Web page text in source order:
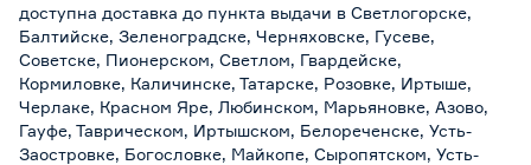
доступна доставка до пункта выдачи в Светлогорске,
Балтийске, Зеленоградске, Черняховске, Гусеве,
Советске, Пионерском, Светлом, Гвардейске,
Кормиловке, Каличинске, Татарске, Розовке, Иртыше,
Черлаке, Красном Яре, Любинском, Марьяновке, Азово,
Гауфе, Таврическом, Иртышском, Белореченске, Усть-
Заостровке, Богословке, Майкопе, Сыропятском, Усть-